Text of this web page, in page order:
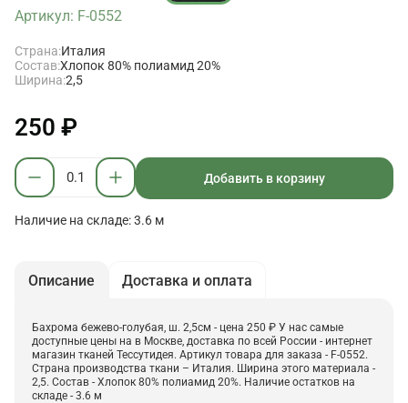
Артикул: F-0552
Страна:Италия
Состав:Хлопок 80% полиамид 20%
Ширина:2,5
250 ₽
Добавить в корзину
Наличие на складе: 3.6 м
Описание Доставка и оплата
Бахрома бежево-голубая, ш. 2,5см - цена 250 ₽ У нас самые
доступные цены на в Москве, доставка по всей России - интернет
магазин тканей Тессутидея. Артикул товара для заказа - F-0552.
Страна производства ткани – Италия. Ширина этого материала -
2,5. Состав - Хлопок 80% полиамид 20%. Наличие остатков на
складе - 3.6 м